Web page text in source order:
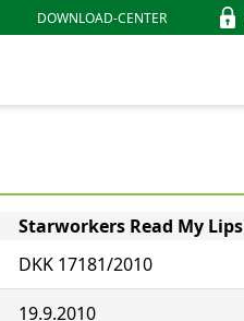
DOWNLOAD-CENTER
Starworkers Read My Lips
DKK 17181/2010
19.9.2010